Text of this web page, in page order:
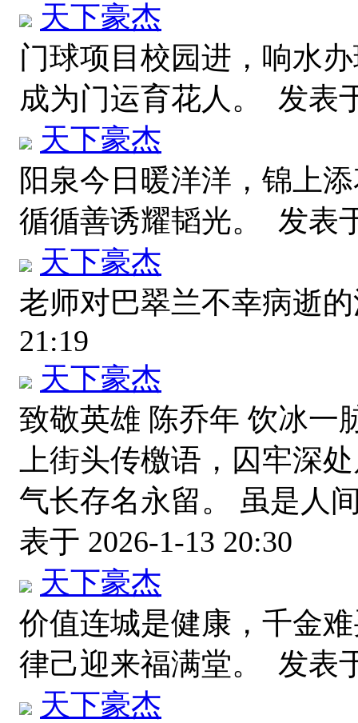
天下豪杰
门球项目校园进，响水
成为门运育花人。 发表
天下豪杰
阳泉今日暖洋洋，锦上
循循善诱耀韬光。 发表
天下豪杰
老师对巴翠兰不幸病逝
21:19
天下豪杰
致敬英雄 陈乔年 饮冰一
上街头传檄语，囚牢深
气长存名永留。 虽是人
表于 2026-1-13 20:30
天下豪杰
价值连城是健康，千金
律己迎来福满堂。 发表
天下豪杰